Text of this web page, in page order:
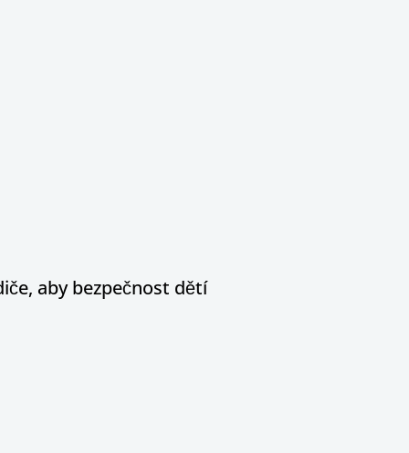
aby bezpečnost dětí